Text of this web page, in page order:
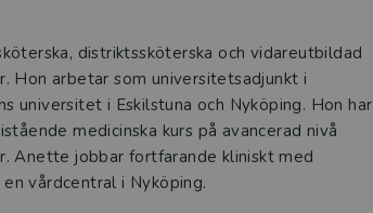
distriktssköterska och vidareutbildad
Hon arbetar som universitetsadjunkt i
universitet i Eskilstuna och Nyköping. Hon har
medicinska kurs på avancerad nivå
Anette jobbar fortfarande kliniskt med
vårdcentral i Nyköping.